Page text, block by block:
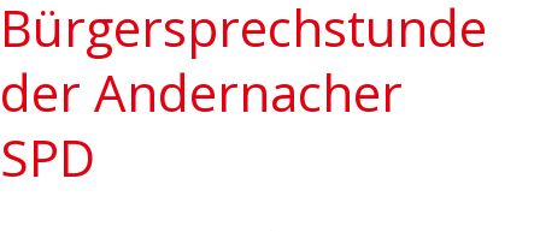
Bürgersprechstunde
der Andernacher
SPD